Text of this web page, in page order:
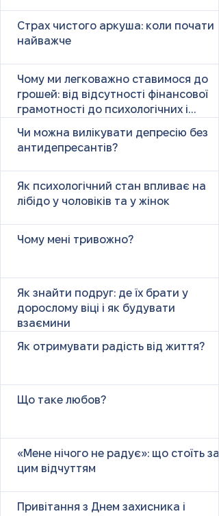
Страх чистого аркуша: коли почати
найважче
Чому ми легковажно ставимося до
грошей: від відсутності фінансової
грамотності до психологічних і
Чи можна вилікувати депресію без
антидепресантів?
Як психологічний стан впливає на
лібідо у чоловіків та у жінок
Чому мені тривожно?
Як знайти подруг: де їх брати у
дорослому віці і як будувати
взаємини
Як отримувати радість від життя?
Що таке любов?
«Мене нічого не радує»: що стоїть за
цим відчуттям
Привітання з Днем захисника і